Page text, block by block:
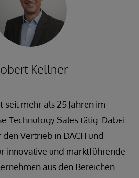
Kellner
seit mehr als 25 Jahren im
Technology Sales tätig. Dabei
Vertrieb in DACH und
innovative und marktführende
aus den Bereichen